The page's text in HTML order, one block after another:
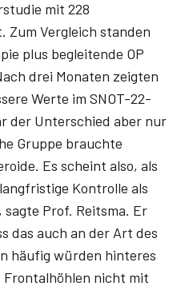
mit 228
Zum Vergleich standen
plus begleitende OP
drei Monaten zeigten
Werte im SNOT-22-
der Unterschied aber nur
Gruppe brauchte
Es scheint also, als
Kontrolle als
Prof. Reitsma. Er
das auch an der Art des
häufig würden hinteres
Frontalhöhlen nicht mit